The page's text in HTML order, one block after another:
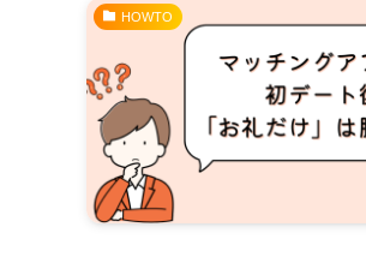
HOWTO